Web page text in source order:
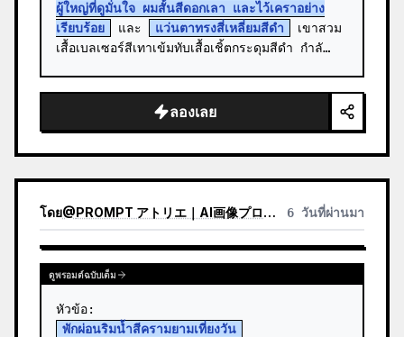
ผู้ใหญ่ที่ดูมั่นใจ ผมสั้นสีดอกเลา และไว้เคราอย่าง
เรียบร้อย
และ แว่นตาทรงสี่เหลี่ยมสีดำ
เขาสวม
เสื้อเบลเซอร์สีเทาเข้มทับเสื้อเชิ้ตกระดุมสีดำ กำลั…
ลองเลย
โดย@PROMPT アトリエ｜AI画像プロンプト 6 วันที่ผ่านมา
ดูพรอมต์ฉบับเต็ม
พักผ่อนริมน้ำสีครามยามเที่ยงวัน